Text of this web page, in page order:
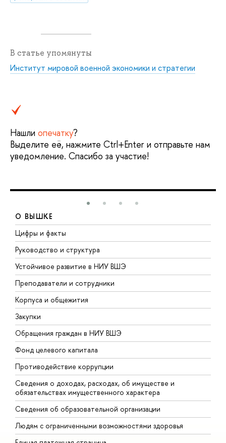
В статье упомянуты
Институт мировой военной экономики и стратегии
Нашли опечатку?
Выделите её, нажмите Ctrl+Enter и отправьте нам
уведомление. Спасибо за участие!
О ВЫШКЕ
Цифры и факты
Руководство и структура
Устойчивое развитие в НИУ ВШЭ
Преподаватели и сотрудники
Корпуса и общежития
Закупки
Обращения граждан в НИУ ВШЭ
Фонд целевого капитала
Противодействие коррупции
Сведения о доходах, расходах, об имуществе и
обязательствах имущественного характера
Сведения об образовательной организации
Людям с ограниченными возможностями здоровья